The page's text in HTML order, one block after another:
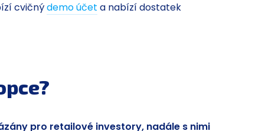
cvičnýdemo účet a nabízí dostatek
pro retailové investory, nadále s nimi